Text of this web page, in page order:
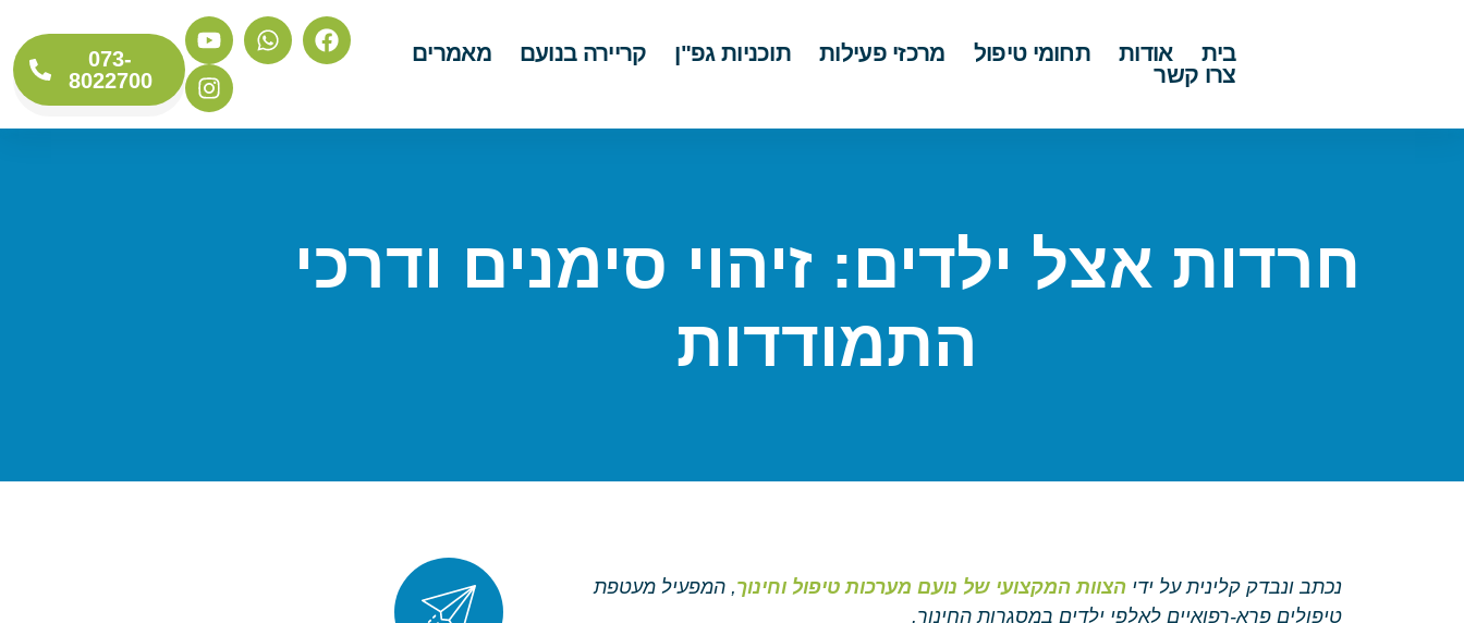
בית אודות תחומי טיפול מרכזי פעילות תוכניות גפ"ן קריירה בנועם
מאמרים
צרו קשר
073-
8022700
חרדות אצל ילדים: זיהוי סימנים ודרכי
התמודדות
נכתב ונבדק קלינית על ידי הצוות המקצועי של נועם מערכות טיפול וחינוך, המפעיל מעטפת
טיפולים פרא-רפואיים לאלפי ילדים במסגרות החינוך.